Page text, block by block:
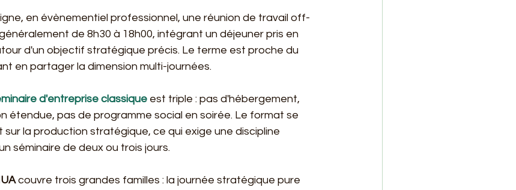
en évènementiel professionnel, une réunion de travail off-
de 8h30 à 18h00, intégrant un déjeuner pris en
d'un objectif stratégique précis. Le terme est proche du
en partager la dimension multi-journées.
d'entreprise classique est triple : pas d'hébergement,
étendue, pas de programme social en soirée. Le format se
la production stratégique, ce qui exige une discipline
séminaire de deux ou trois jours.
couvre trois grandes familles : la journée stratégique pure